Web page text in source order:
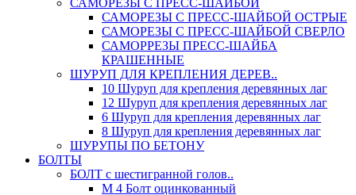
САМОРЕЗЫ С ПРЕСС-ШАЙБОЙ
САМОРЕЗЫ С ПРЕСС-ШАЙБОЙ ОСТРЫЕ
САМОРЕЗЫ С ПРЕСС-ШАЙБОЙ СВЕРЛО
САМОРРЕЗЫ ПРЕСС-ШАЙБА
КРАШЕННЫЕ
ШУРУП ДЛЯ КРЕПЛЕНИЯ ДЕРЕВ..
10 Шуруп для крепления деревянных лаг
12 Шуруп для крепления деревянных лаг
6 Шуруп для крепления деревянных лаг
8 Шуруп для крепления деревянных лаг
ШУРУПЫ ПО БЕТОНУ
БОЛТЫ
БОЛТ с шестигранной голов..
М 4 Болт оцинкованный